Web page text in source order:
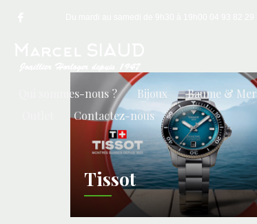
Qui sommes-nous ? Bijoux Baume &
Contactez-nous
Tissot